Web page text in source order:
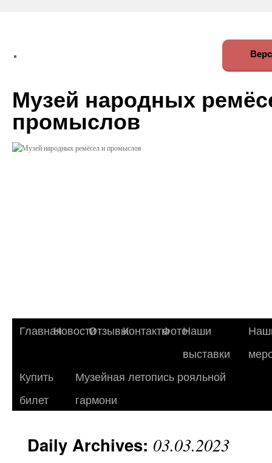
Музей народных
промыслов
ГлавнаяНовостиОтзывыКонтактыФотоНаши
выставки
Купить
билет
Музейная летопись рояльной
гармони
Daily Archives: 03.03.2023